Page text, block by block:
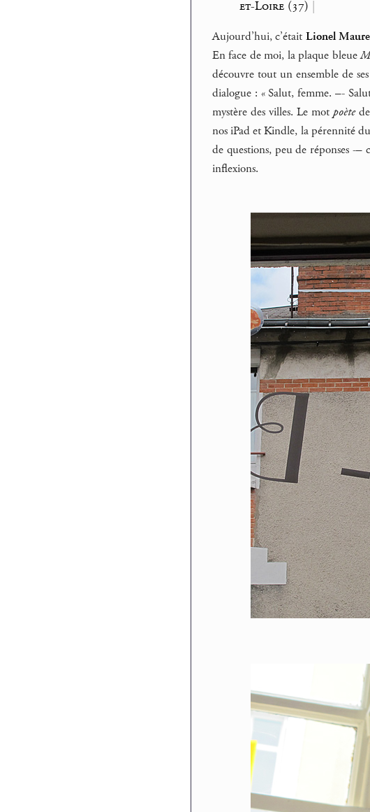
et-Loire (37) |
Aujourd’hui, c’était Lionel
En face de moi, la plaque bleue
découvre tout un ensemble de
dialogue : « Salut, femme. –-
mystère des villes. Le mot poète
nos iPad et Kindle, la pérennité
de questions, peu de réponses -
inflexions.